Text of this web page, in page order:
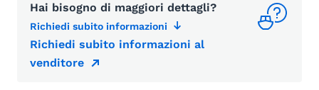
Hai bisogno di maggiori dettagli?
Richiedi subito informazioni
Richiedi subito informazioni al
venditore